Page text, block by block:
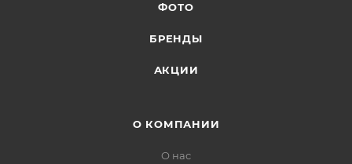
ФОТО
БРЕНДЫ
АКЦИИ
О КОМПАНИИ
О нас